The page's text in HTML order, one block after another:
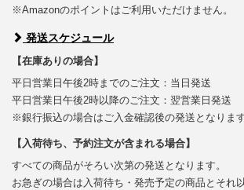
※Amazonのポイントはご利用いただけません。
発送スケジュール
【在庫ありの場合】
平日営業日午後2時までのご注文：当日発送
平日営業日午後2時以降のご注文：翌営業日発送
※銀行振込の場合はご入金確認後の発送となります
【入荷待ち、予約注文が含まれる場合】
すべての商品がそろい次第の発送となります。
お急ぎの場合は入荷待ち・発売予定の商品とそれ